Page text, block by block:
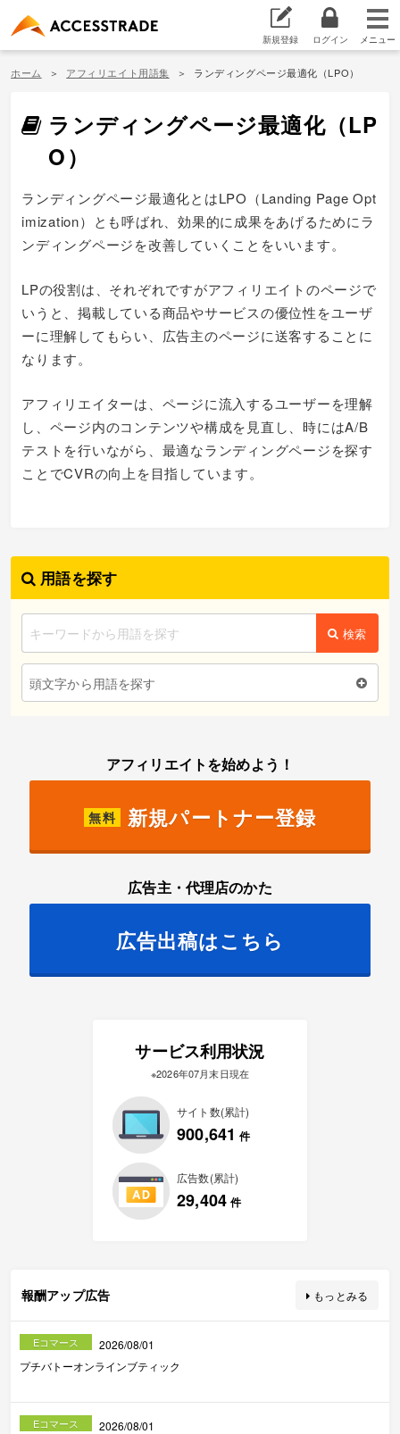
新規登録 ログイン
ホーム アフィリエイト用語集 ランディングページ最適化（LPO）
ランディングページ最適化（LP
O）
ランディングページ最適化とはLPO（Landing Page Opt
imization）とも呼ばれ、効果的に成果をあげるためにラ
ンディングページを改善していくことをいいます。
LPの役割は、それぞれですがアフィリエイトのページで
いうと、掲載している商品やサービスの優位性をユーザ
ーに理解してもらい、広告主のページに送客することに
なります。
アフィリエイターは、ページに流入するユーザーを理解
し、ページ内のコンテンツや構成を見直し、時にはA/B
テストを行いながら、最適なランディングページを探す
ことでCVRの向上を目指しています。
用語を探す
検索
頭文字から用語を探す
アフィリエイトを始めよう！
無料 新規パートナー登録
広告主・代理店のかた
広告出稿はこちら
サービス利用状況
※2026年07月末日現在
サイト数(累計)
900,641 件
広告数(累計)
29,404 件
報酬アップ広告 もっとみる
Eコマース
2026/08/01
プチバトーオンラインブティック
Eコマース
2026/08/01